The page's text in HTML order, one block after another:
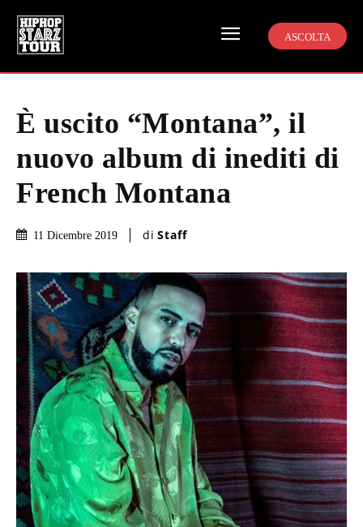
ASCOLTA
È uscito “Montana”, il
nuovo album di inediti di
French Montana
11 Dicembre 2019 di Staff